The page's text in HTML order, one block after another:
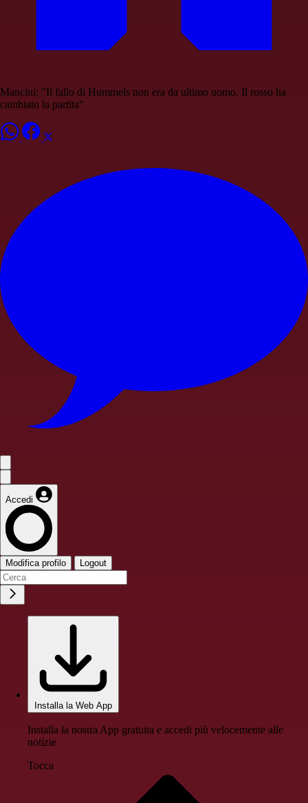
Mancini: "Il fallo di Hummels non era da ultimo uomo. Il rosso ha
cambiato la partita"
Accedi
Modifica profilo Logout
Installa la Web App
Installa la nostra App gratuita e accedi più velocemente alle
notizie
Tocca